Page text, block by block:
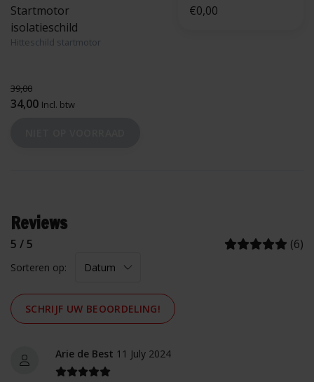
Startmotor
isolatieschild
Hitteschild startmotor
€0,00
39,00
34,00 Incl. btw
Reviews
5 / 5 (6)
Sorteren op:
SCHRIJF UW BEOORDELING!
Arie de Best 11 July 2024